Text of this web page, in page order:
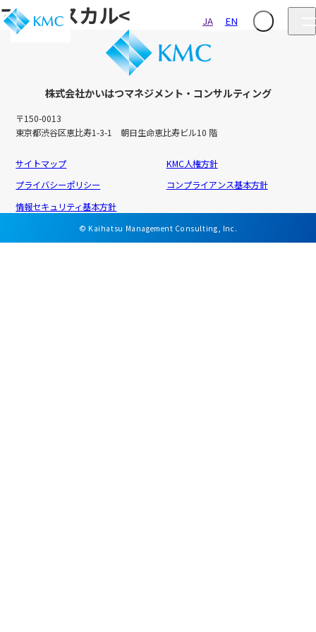
JA EN
マダガスカル<
株式会社かいはつマネジメント・コンサルティング
〒150-0013
東京都渋谷区恵比寿1-3-1 朝日生命恵比寿ビル10 階
サイトマップ
KMC人権方針
プライバシーポリシー
コンプライアンス基本方針
情報セキュリティ基本方針
© Kaihatsu Management Consulting, Inc.